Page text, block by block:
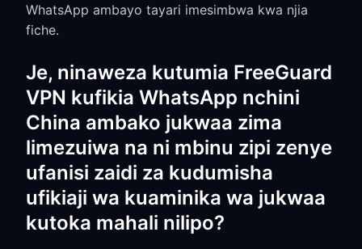
WhatsApp ambayo tayari imesimbwa kwa njia
fiche.
Je, ninaweza kutumia FreeGuard
VPN kufikia WhatsApp nchini
China ambako jukwaa zima
limezuiwa na ni mbinu zipi zenye
ufanisi zaidi za kudumisha
ufikiaji wa kuaminika wa jukwaa
kutoka mahali nilipo?